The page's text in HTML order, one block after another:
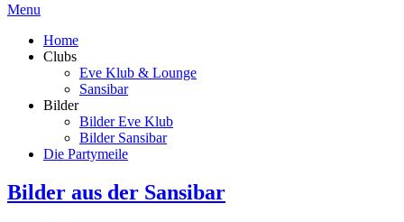
Menu
Home
Clubs
Eve Klub & Lounge
Sansibar
Bilder
Bilder Eve Klub
Bilder Sansibar
Die Partymeile
Bilder aus der Sansibar